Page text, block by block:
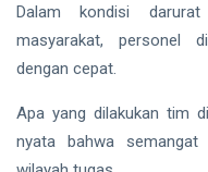
Dalam kondisi
masyarakat, personel
dengan cepat.
Apa yang dilakukan tim
nyata bahwa semangat